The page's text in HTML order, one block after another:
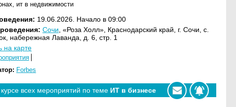
, ит в недвижимости
19.06.2026. Начало в 09:00
Сочи , «Роза Холл», Краснодарский край, г. Сочи, с.
набережная Лаванда, д. 6, стр. 1
на карте
Forbes
всех мероприятий по теме ИТ в бизнесе